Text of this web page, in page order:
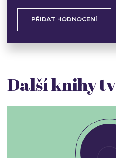
PŘIDAT HODNOCENÍ
Další knihy